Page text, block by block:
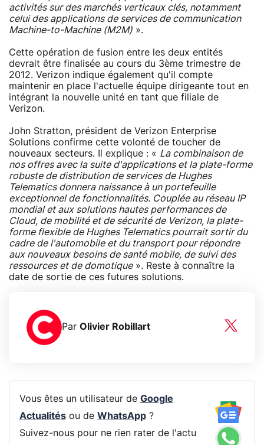
activités sur des marchés verticaux clés, notamment
celui des applications de services de communication
Machine-to-Machine (M2M) ».
Cette opération de fusion entre les deux entités
devrait être finalisée au cours du 3ème trimestre de
2012. Verizon indique également qu'il compte
maintenir en place l'actuelle équipe dirigeante tout en
intégrant la nouvelle unité en tant que filiale de
Verizon.
John Stratton, président de Verizon Enterprise
Solutions confirme cette volonté de toucher de
nouveaux secteurs. Il explique : « La combinaison de
nos offres avec la suite d'applications et la plate-forme
robuste de distribution de services de Hughes
Telematics donnera naissance à un portefeuille
exceptionnel de fonctionnalités. Couplée au réseau IP
mondial et aux solutions hautes performances de
Cloud, de mobilité et de sécurité de Verizon, la plate-
forme flexible de Hughes Telematics pourrait sortir du
cadre de l'automobile et du transport pour répondre
aux nouveaux besoins de santé mobile, de suivi des
ressources et de domotique». Reste à connaître la
date de sortie de ces futures solutions.
Par Olivier Robillart
Vous êtes un utilisateur de Google
Actualitésou de WhatsApp?
Suivez-nous pour ne rien rater de l'actu